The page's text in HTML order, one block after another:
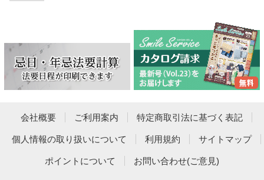
会社概要 ご利用案内 特定商取引法に基づく表記
個人情報の取り扱いについて 利用規約 サイトマップ
ポイントについて お問い合わせ(ご意見)